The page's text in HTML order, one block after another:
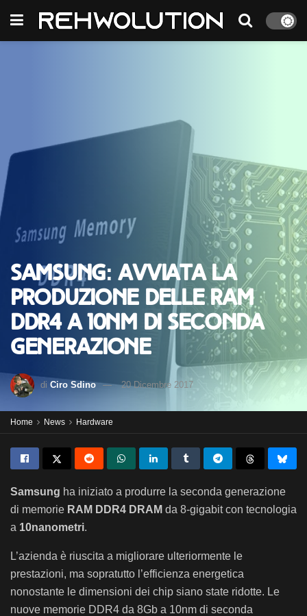
Samsung: avviata la
produzione delle RAM
DDR4 a 10nm di seconda
generazione
di Ciro Sdino 20 Dicembre 2017
Home News Hardware
Samsung ha iniziato a produrre la seconda generazione
di memorie RAM DDR4 DRAM da 8-gigabit con tecnologia
a 10nanometri.
L’azienda è riuscita a migliorare ulteriormente le
prestazioni, ma sopratutto l’efficienza energetica
nonostante le dimensioni dei chip siano state ridotte. Le
nuove memorie DDR4 da 8Gb a 10nm di seconda